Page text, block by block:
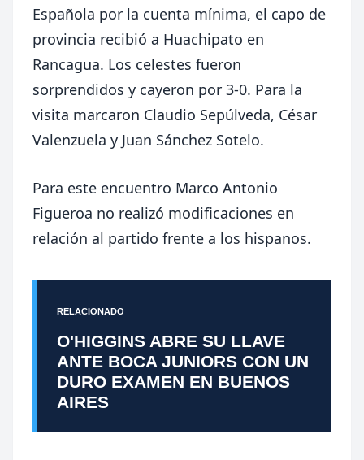
Española por la cuenta mínima, el capo de
provincia recibió a Huachipato en
Rancagua. Los celestes fueron
sorprendidos y cayeron por 3-0. Para la
visita marcaron Claudio Sepúlveda, César
Valenzuela y Juan Sánchez Sotelo.
Para este encuentro Marco Antonio
Figueroa no realizó modificaciones en
relación al partido frente a los hispanos.
RELACIONADO
O'HIGGINS ABRE SU LLAVE
ANTE BOCA JUNIORS CON UN
DURO EXAMEN EN BUENOS
AIRES